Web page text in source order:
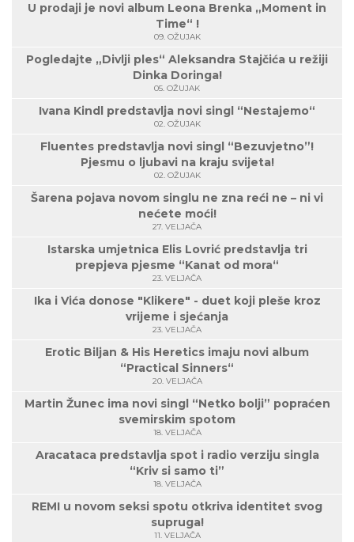
U prodaji je novi album Leona Brenka „Moment in
Time“ !
09. OŽUJAK
Pogledajte „Divlji ples“ Aleksandra Stajčića u režiji
Dinka Doringa!
05. OŽUJAK
Ivana Kindl predstavlja novi singl “Nestajemo“
02. OŽUJAK
Fluentes predstavlja novi singl “Bezuvjetno”!
Pjesmu o ljubavi na kraju svijeta!
02. OŽUJAK
Šarena pojava novom singlu ne zna reći ne – ni vi
nećete moći!
27. VELJAČA
Istarska umjetnica Elis Lovrić predstavlja tri
prepjeva pjesme “Kanat od mora“
23. VELJAČA
Ika i Vića donose "Klikere" - duet koji pleše kroz
vrijeme i sjećanja
23. VELJAČA
Erotic Biljan & His Heretics imaju novi album
“Practical Sinners“
20. VELJAČA
Martin Žunec ima novi singl “Netko bolji” popraćen
svemirskim spotom
18. VELJAČA
Aracataca predstavlja spot i radio verziju singla
“Kriv si samo ti”
18. VELJAČA
REMI u novom seksi spotu otkriva identitet svog
supruga!
11. VELJAČA